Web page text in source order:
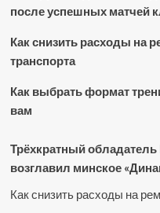
после успешных матчей
Как снизить расходы на
транспорта
Как выбрать формат
вам
Трёхкратный
возглавил минское
Как снизить расходы на